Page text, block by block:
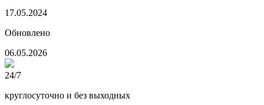
17.05.2024
Обновлено
06.05.2026
24/7
круглосуточно и без выходных